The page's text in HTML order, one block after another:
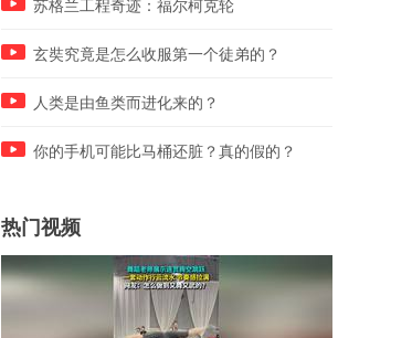
苏格兰工程奇迹：福尔柯克轮
玄奘究竟是怎么收服第一个徒弟的？
人类是由鱼类而进化来的？
你的手机可能比马桶还脏？真的假的？
热门视频